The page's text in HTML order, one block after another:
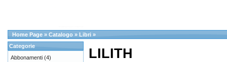
Home Page » Catalogo » Libri »
LILITH
Categorie
Abbonamenti (4)